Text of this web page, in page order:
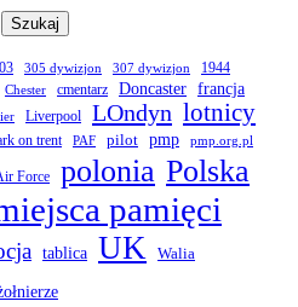
Szukaj
305 dywizjon 307 dywizjon 1944
Chester cmentarz Doncaster francja
Liverpool LOndyn lotnicy
on trent PAF pilot pmp pmp.org.pl
Force polonia Polska
pamięci
tablica UK Walia